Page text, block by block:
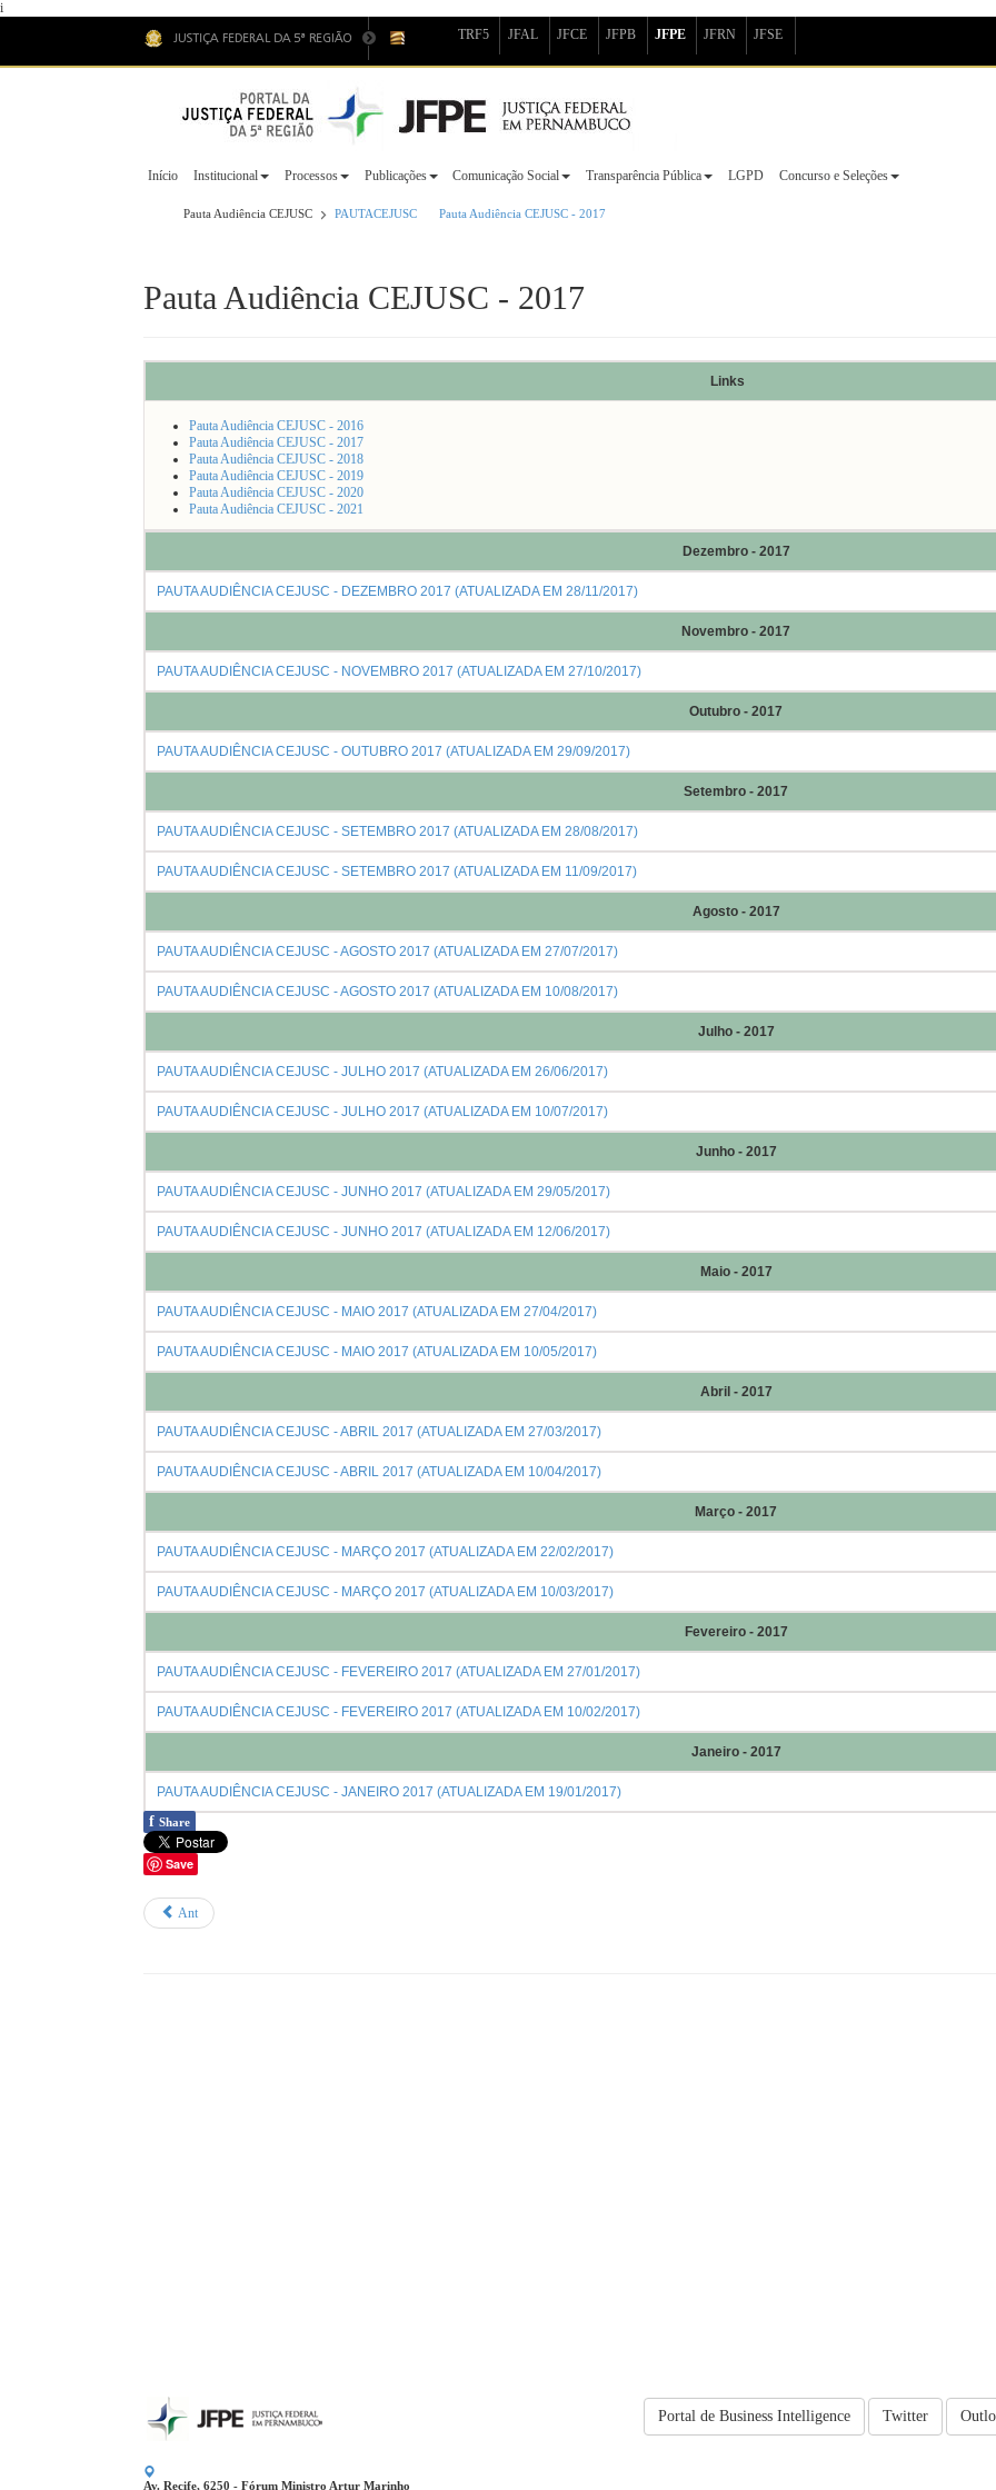
i
TRF5
JFAL JFCE JFPB JFPE JFRN JFSE
Início Institucional Processos Publicações Comunicação Social Transparência Pública LGPD Concurso e Seleções
Pauta Audiência CEJUSC PAUTACEJUSC Pauta Audiência CEJUSC - 2017
Pauta Audiência CEJUSC - 2017
Links
Pauta Audiência CEJUSC - 2016
Pauta Audiência CEJUSC - 2017
Pauta Audiência CEJUSC - 2018
Pauta Audiência CEJUSC - 2019
Pauta Audiência CEJUSC - 2020
Pauta Audiência CEJUSC - 2021
Dezembro - 2017
PAUTA AUDIÊNCIA CEJUSC - DEZEMBRO 2017 (ATUALIZADA EM 28/11/2017)
Novembro - 2017
PAUTA AUDIÊNCIA CEJUSC - NOVEMBRO 2017 (ATUALIZADA EM 27/10/2017)
Outubro - 2017
PAUTA AUDIÊNCIA CEJUSC - OUTUBRO 2017 (ATUALIZADA EM 29/09/2017)
Setembro - 2017
PAUTA AUDIÊNCIA CEJUSC - SETEMBRO 2017 (ATUALIZADA EM 28/08/2017)
PAUTA AUDIÊNCIA CEJUSC - SETEMBRO 2017 (ATUALIZADA EM 11/09/2017)
Agosto - 2017
PAUTA AUDIÊNCIA CEJUSC - AGOSTO 2017 (ATUALIZADA EM 27/07/2017)
PAUTA AUDIÊNCIA CEJUSC - AGOSTO 2017 (ATUALIZADA EM 10/08/2017)
Julho - 2017
PAUTA AUDIÊNCIA CEJUSC - JULHO 2017 (ATUALIZADA EM 26/06/2017)
PAUTA AUDIÊNCIA CEJUSC - JULHO 2017 (ATUALIZADA EM 10/07/2017)
Junho - 2017
PAUTA AUDIÊNCIA CEJUSC - JUNHO 2017 (ATUALIZADA EM 29/05/2017)
PAUTA AUDIÊNCIA CEJUSC - JUNHO 2017 (ATUALIZADA EM 12/06/2017)
Maio - 2017
PAUTA AUDIÊNCIA CEJUSC - MAIO 2017 (ATUALIZADA EM 27/04/2017)
PAUTA AUDIÊNCIA CEJUSC - MAIO 2017 (ATUALIZADA EM 10/05/2017)
Abril - 2017
PAUTA AUDIÊNCIA CEJUSC - ABRIL 2017 (ATUALIZADA EM 27/03/2017)
PAUTA AUDIÊNCIA CEJUSC - ABRIL 2017 (ATUALIZADA EM 10/04/2017)
Março - 2017
PAUTA AUDIÊNCIA CEJUSC - MARÇO 2017 (ATUALIZADA EM 22/02/2017)
PAUTA AUDIÊNCIA CEJUSC - MARÇO 2017 (ATUALIZADA EM 10/03/2017)
Fevereiro - 2017
PAUTA AUDIÊNCIA CEJUSC - FEVEREIRO 2017 (ATUALIZADA EM 27/01/2017)
PAUTA AUDIÊNCIA CEJUSC - FEVEREIRO 2017 (ATUALIZADA EM 10/02/2017)
Janeiro - 2017
PAUTA AUDIÊNCIA CEJUSC - JANEIRO 2017 (ATUALIZADA EM 19/01/2017)
f Share
Save
Ant
Twitter
Portal de Business Intelligence
Av. Recife, 6250 - Fórum Ministro Artur Marinho